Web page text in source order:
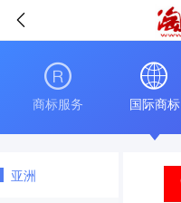
商标服务 国际商标
亚洲